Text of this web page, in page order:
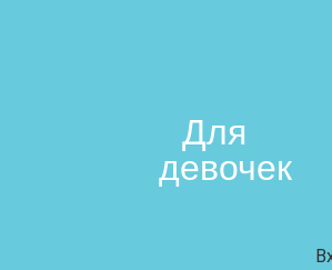
Для
девочек